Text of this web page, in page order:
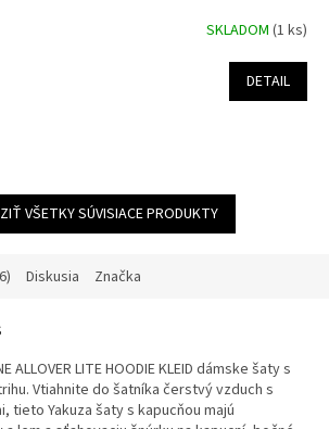
SKLADOM (1 ks)
DETAIL
VŠETKY SÚVISIACE PRODUKTY
Diskusia Značka
ALLOVER LITE HOODIE KLEID dámske šaty s
Vtiahnite do šatníka čerstvý vzduch s
tieto Yakuza šaty s kapucňou majú